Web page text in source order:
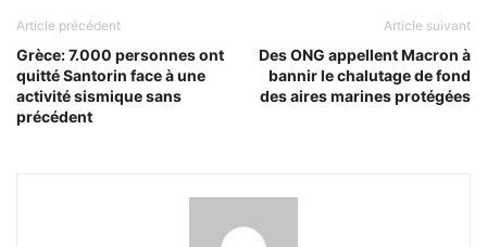
Article précédent
Grèce: 7.000 personnes ont
quitté Santorin face à une
activité sismique sans
précédent
Article suivant
Des ONG appellent Macron à
bannir le chalutage de fond
des aires marines protégées